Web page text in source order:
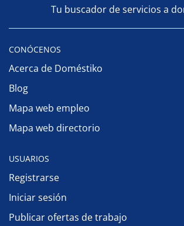
Tu buscador de servicios a
CONÓCENOS
Acerca de Doméstiko
Blog
Mapa web empleo
Mapa web directorio
USUARIOS
Registrarse
Iniciar sesión
Publicar ofertas de trabajo